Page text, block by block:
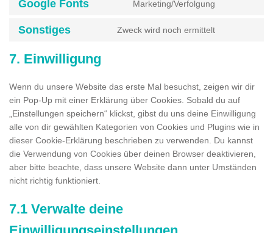
Google Fonts Marketing/Verfolgung
Sonstiges Zweck wird noch ermittelt
7. Einwilligung
Wenn du unsere Website das erste Mal besuchst, zeigen wir dir
ein Pop-Up mit einer Erklärung über Cookies. Sobald du auf
„Einstellungen speichern“ klickst, gibst du uns deine Einwilligung
alle von dir gewählten Kategorien von Cookies und Plugins wie in
dieser Cookie-Erklärung beschrieben zu verwenden. Du kannst
die Verwendung von Cookies über deinen Browser deaktivieren,
aber bitte beachte, dass unsere Website dann unter Umständen
nicht richtig funktioniert.
7.1 Verwalte deine